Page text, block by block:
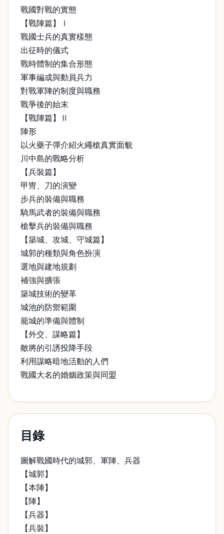
戰國對戰的實態
【戰陣篇】Ⅰ
戰國士兵的真實樣態
出征時的儀式
戰時體制的集合形態
軍事編成與動員兵力
對戰軍陣的制度與職務
戰爭後的始末
【戰陣篇】Ⅱ
陣形
以火藥子彈介紹火繩槍真實面貌
川中島的戰略分析
【兵裝篇】
甲冑、刀的演變
步兵的裝備與職務
騎馬武者的裝備與職務
槍擊兵的裝備與職務
【築城、攻城、守城篇】
城郭的種類與角色扮演
選地與建地規劃
補強與擴張
築城技術的變革
城池的防禦範圍
籠城的準備與體制
【外交、謀略篇】
敵將的引誘投降手段
利用謀略暗地活動的人們
戰國大名的婚姻政策與同盟
目錄
圖解戰國時代的城郭、軍陣、兵器
【城郭】
【本陣】
【陣】
【兵器】
【兵裝】